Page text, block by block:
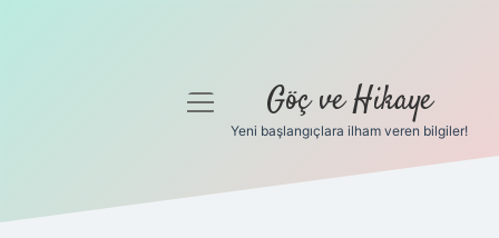
Gizlilik Politikası
menüyü
Göç ve Hikaye
Yeni başlangıçlara ilham veren bilgiler!